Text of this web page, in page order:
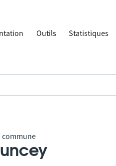
Outils Statistiques
commune